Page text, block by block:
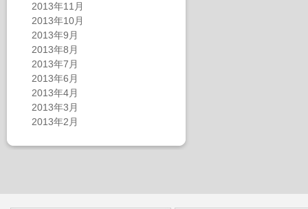
2013年11月
2013年10月
2013年9月
2013年8月
2013年7月
2013年6月
2013年4月
2013年3月
2013年2月